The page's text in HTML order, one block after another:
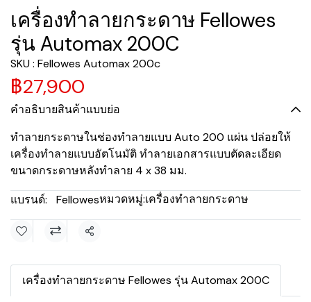
เครื่องทำลายกระดาษ Fellowes
รุ่น Automax 200C
SKU : Fellowes Automax 200c
฿27,900
คำอธิบายสินค้าแบบย่อ
ทำลายกระดาษในช่องทำลายแบบ Auto 200 แผ่น ปล่อยให้
เครื่องทำลายแบบอัตโนมัติ ทำลายเอกสารแบบตัดละเอียด
ขนาดกระดาษหลังทำลาย 4 x 38 มม.
แบรนด์:
Fellowesหมวดหมู่:เครื่องทำลายกระดาษ
แชร์
เครื่องทำลายกระดาษ Fellowes รุ่น Automax 200C